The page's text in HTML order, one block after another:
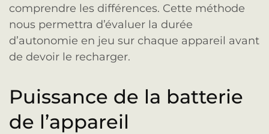
comprendre les différences. Cette méthode
nous permettra d’évaluer la durée
d’autonomie en jeu sur chaque appareil avant
de devoir le recharger.
Puissance de la batterie
de l’appareil